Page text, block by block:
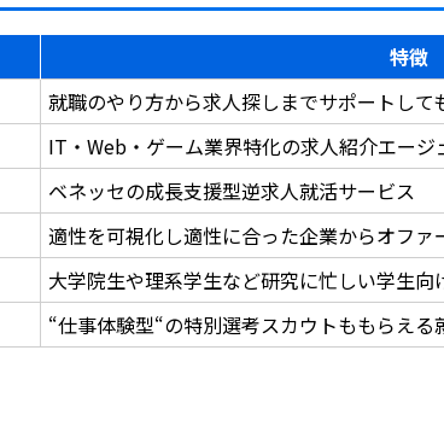
特徴
就職のやり方から求人探しまでサポートして
IT・Web・ゲーム業界特化の求人紹介エージ
ベネッセの成長支援型逆求人就活サービス
適性を可視化し適性に合った企業からオファ
大学院生や理系学生など研究に忙しい学生向
“仕事体験型“の特別選考スカウトももらえる